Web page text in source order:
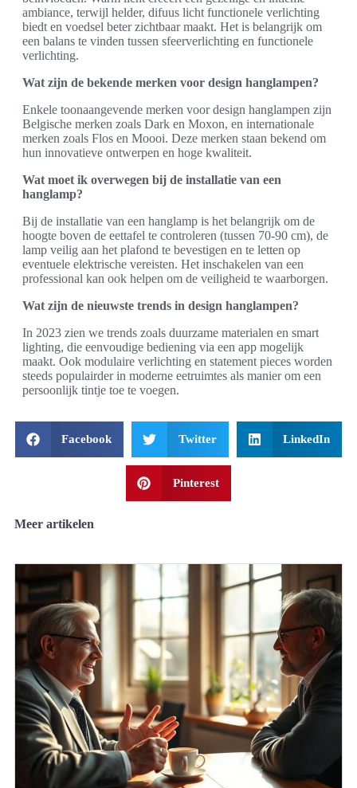
ambiance, terwijl helder, difuus licht functionele verlichting
biedt en voedsel beter zichtbaar maakt. Het is belangrijk om
een balans te vinden tussen sfeerverlichting en functionele
verlichting.
Wat zijn de bekende merken voor design hanglampen?
Enkele toonaangevende merken voor design hanglampen zijn
Belgische merken zoals Dark en Moxon, en internationale
merken zoals Flos en Moooi. Deze merken staan bekend om
hun innovatieve ontwerpen en hoge kwaliteit.
Wat moet ik overwegen bij de installatie van een
hanglamp?
Bij de installatie van een hanglamp is het belangrijk om de
hoogte boven de eettafel te controleren (tussen 70-90 cm), de
lamp veilig aan het plafond te bevestigen en te letten op
eventuele elektrische vereisten. Het inschakelen van een
professional kan ook helpen om de veiligheid te waarborgen.
Wat zijn de nieuwste trends in design hanglampen?
In 2023 zien we trends zoals duurzame materialen en smart
lighting, die eenvoudige bediening via een app mogelijk
maakt. Ook modulaire verlichting en statement pieces worden
steeds populairder in moderne eetruimtes als manier om een
persoonlijk tintje toe te voegen.
Facebook Twitter LinkedIn
Pinterest
Meer artikelen